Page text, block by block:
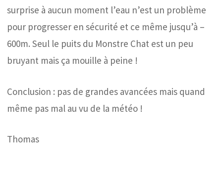
surprise à aucun moment l’eau n’est un problème
pour progresser en sécurité et ce même jusqu’à –
600m. Seul le puits du Monstre Chat est un peu
bruyant mais ça mouille à peine !
Conclusion : pas de grandes avancées mais quand
même pas mal au vu de la météo !
Thomas